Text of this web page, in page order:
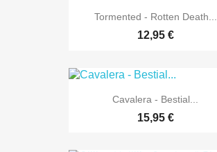
Tormented - Rotten Death...
12,95 €
Cavalera - Bestial...
15,95 €